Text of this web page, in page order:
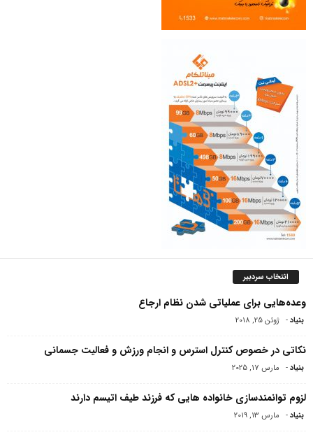
انتخاب سردبیر
وعده‌هایی برای عملیاتی شدن نظام ارجاع
بنیاد- ژوئن 25, 2018
نکاتی در خصوص کنترل استرس و انجام ورزش و فعالیت جسمانی
بنیاد- مارس 17, 2025
لزوم توانمندسازی خانواده هایی که فرزند طیف اتیسم دارند
بنیاد- مارس 13, 2019